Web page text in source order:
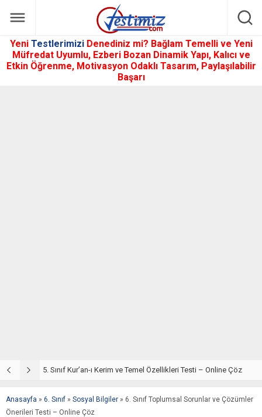
Yeni Testlerimizi Denediniz mi? Bağlam Temelli ve Yeni
Müfredat Uyumlu, Ezberi Bozan Dinamik Yapı, Kalıcı ve
Etkin Öğrenme, Motivasyon Odaklı Tasarım, Paylaşılabilir
Başarı
5. Sınıf Kur’an-ı Kerim ve Temel Özellikleri Testi – Online Çöz
Anasayfa » 6. Sınıf » Sosyal Bilgiler » 6. Sınıf Toplumsal Sorunlar ve Çözümler
Önerileri Testi – Online Çöz